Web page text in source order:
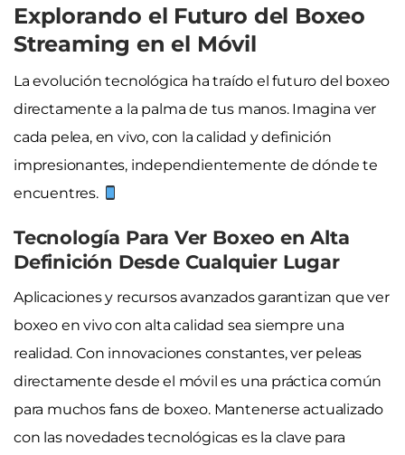
Explorando el Futuro del Boxeo
Streaming en el Móvil
La evolución tecnológica ha traído el futuro del boxeo
directamente a la palma de tus manos. Imagina ver
cada pelea, en vivo, con la calidad y definición
impresionantes, independientemente de dónde te
encuentres.
Tecnología Para Ver Boxeo en Alta
Definición Desde Cualquier Lugar
Aplicaciones y recursos avanzados garantizan que ver
boxeo en vivo con alta calidad sea siempre una
realidad. Con innovaciones constantes, ver peleas
directamente desde el móvil es una práctica común
para muchos fans de boxeo. Mantenerse actualizado
con las novedades tecnológicas es la clave para